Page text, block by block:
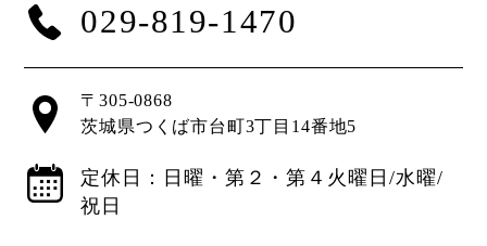
029-819-1470
〒305-0868
茨城県つくば市台町3丁目14番地5
定休日：日曜・第２・第４火曜日/水曜/
祝日